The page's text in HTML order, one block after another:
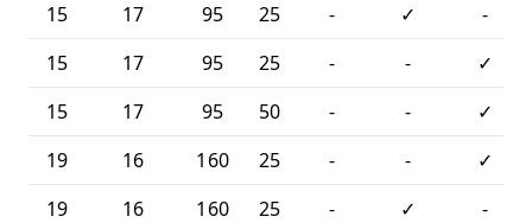
15
17 95 25 - ✓
-
15
17 95 25 - -
✓
15
17 95 50 - -
✓
19
16 160 25 - -
✓
19
16 160 25 - ✓
-